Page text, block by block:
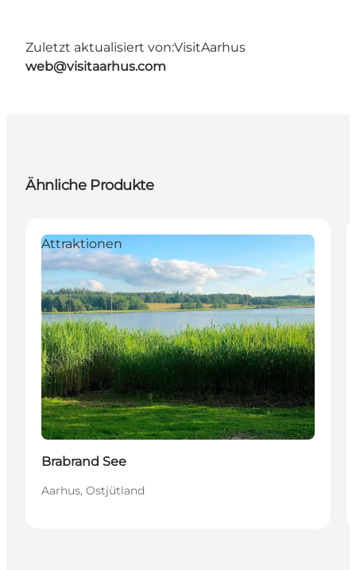
Zuletzt aktualisiert von:VisitAarhus
web@visitaarhus.com
Ähnliche Produkte
Attraktionen
Brabrand See
Aarhus, Ostjütland